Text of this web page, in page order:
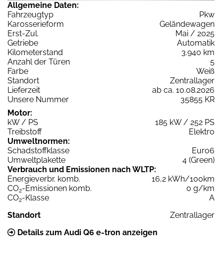
Allgemeine Daten:
Fahrzeugtyp
Pkw
Karosserieform
Geländewagen
Erst-Zul.
Mai / 2025
Getriebe
Automatik
Kilometerstand
3.940 km
Anzahl der Türen
5
Farbe
Weiß
Standort
Zentrallager
Lieferzeit
ab ca. 10.08.2026
Unsere Nummer
35855 KR
Motor:
kW / PS
185 kW / 252 PS
Treibstoff
Elektro
Umweltnormen:
Schadstoffklasse
Euro6
Umweltplakette
4 (Green)
Verbrauch und Emissionen nach WLTP:
Energieverbr. komb.
16,2 kWh/100km
CO2-Emissionen komb.
0 g/km
CO2-Klasse
A
Standort
Zentrallager
Details zum Audi Q6 e-tron anzeigen